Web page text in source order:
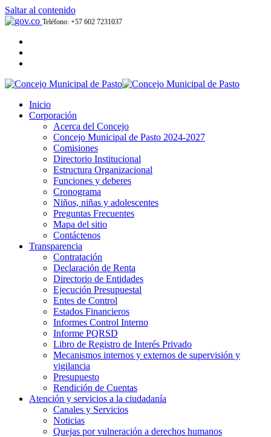
Saltar al contenido
Teléfono: +57 602 7231037
Inicio
Corporación
Acerca del Concejo
Concejo Municipal de Pasto 2024-2027
Comisiones
Directorio Institucional
Estructura Organizacional
Funciones y deberes
Cronograma
Niños, niñas y adolescentes
Preguntas Frecuentes
Mapa del sitio
Contáctenos
Transparencia
Contratación
Declaración de Renta
Directorio de Entidades
Ejecución Presupuestal
Entes de Control
Estados Financieros
Informes Control Interno
Informe PQRSD
Libro de Registro de Interés Privado
Mecanismos internos y externos de supervisión y
vigilancia
Presupuesto
Rendición de Cuentas
Atención y servicios a la ciudadanía
Canales y Servicios
Noticias
Quejas por vulneración a derechos humanos